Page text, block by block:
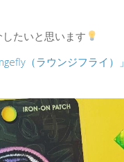
たいと思います
（ラウンジフライ）」